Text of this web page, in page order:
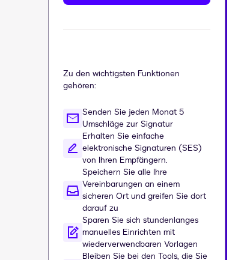
Zu den wichtigsten Funktionen
gehören:
Senden Sie jeden Monat 5
Umschläge zur Signatur
Erhalten Sie einfache
elektronische Signaturen (SES)
von Ihren Empfängern.
Speichern Sie alle Ihre
Vereinbarungen an einem
sicheren Ort und greifen Sie dort
darauf zu
Sparen Sie sich stundenlanges
manuelles Einrichten mit
wiederverwendbaren Vorlagen
Bleiben Sie bei den Tools, die Sie